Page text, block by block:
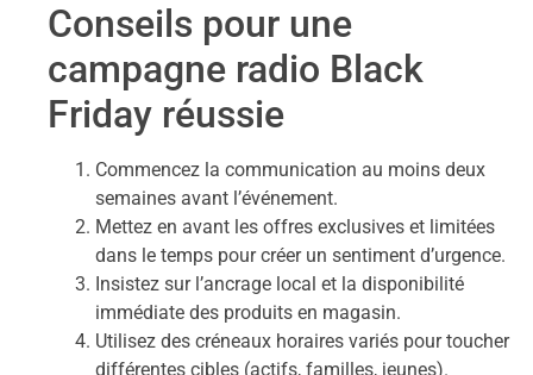
Conseils pour une
campagne radio Black
Friday réussie
Commencez la communication au moins deux
semaines avant l’événement.
Mettez en avant les offres exclusives et limitées
dans le temps pour créer un sentiment d’urgence.
Insistez sur l’ancrage local et la disponibilité
immédiate des produits en magasin.
Utilisez des créneaux horaires variés pour toucher
différentes cibles (actifs, familles, jeunes).